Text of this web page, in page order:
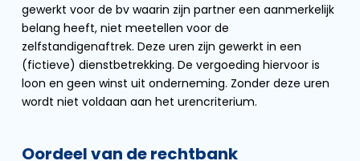
gewerkt voor de bv waarin zijn partner een aanmerkelijk
belang heeft, niet meetellen voor de
zelfstandigenaftrek. Deze uren zijn gewerkt in een
(fictieve) dienstbetrekking. De vergoeding hiervoor is
loon en geen winst uit onderneming. Zonder deze uren
wordt niet voldaan aan het urencriterium.
Oordeel van de rechtbank